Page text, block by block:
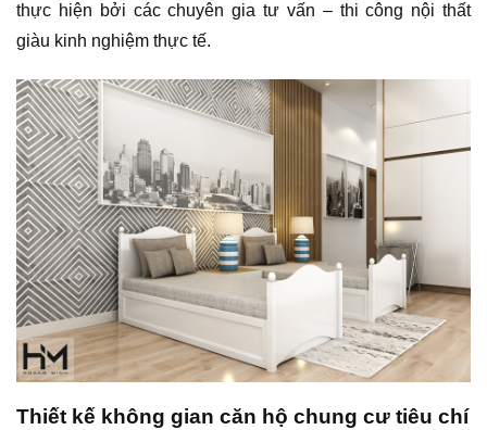
thực hiện bởi các chuyên gia tư vấn – thi công nội thất
giàu kinh nghiệm thực tế.
Thiết kế không gian căn hộ chung cư tiêu chí